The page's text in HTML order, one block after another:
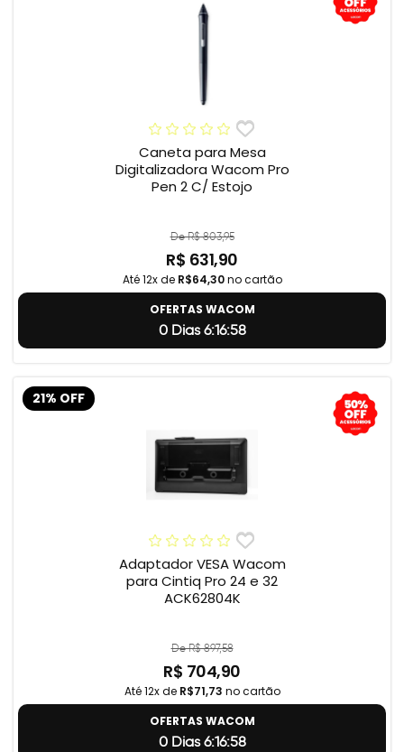
Caneta para Mesa
Digitalizadora Wacom Pro
Pen 2 C/ Estojo
De R$ 803,95
R$ 631,90
Até 12x de R$64,30no cartão
OFERTAS WACOM
0 Dias 6:16:57
21% OFF
Adaptador VESA Wacom
para Cintiq Pro 24 e 32
ACK62804K
De R$ 897,58
R$ 704,90
Até 12x de R$71,73 no cartão
OFERTAS WACOM
0 Dias 6:16:57